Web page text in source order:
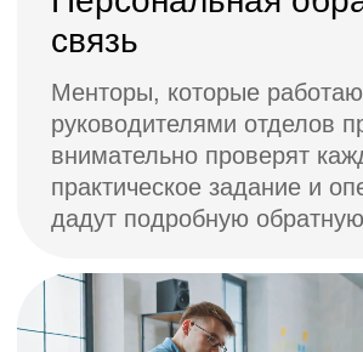
Внутренние установки
менеджера по продажам
2. Специфика
каналов
Количество занятий: 5